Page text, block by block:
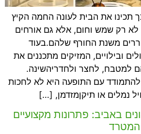
תכינו את הבית לעונה החמה הקיץ
לא רק שמש וחום, אלא גם אורחים
משנת החורף שלהם.בעוד
ובילויים, המזיקים מתכננים את
למטבח, לחצר ולחדריהשינה.
עם התופעה היא לא לחכות
נמלים או תיקןמזדמן, […]
באביב: פתרונות מקצועיים
המטרד